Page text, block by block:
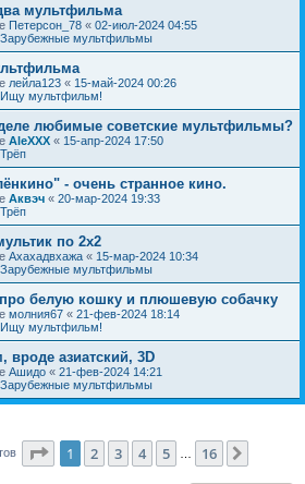
мультфильма
Петерсон_78 « 02-июл-2024 04:55
Зарубежные мультфильмы
лейла123 « 15-май-2024 00:26
Ищу мультфильм!
любимые советские мультфильмы?
AleXXX « 15-апр-2024 17:50
Трёп
- очень странное кино.
Аквэч « 20-мар-2024 19:33
Трёп
по 2х2
Ахахадвхажа « 15-мар-2024 10:34
Зарубежные мультфильмы
белую кошку и плюшевую собачку
молния67 « 21-фев-2024 18:14
Ищу мультфильм!
азиатский, 3D
Ашидо « 21-фев-2024 14:21
Зарубежные мультфильмы
Страница из 16
1 2 3 4 5 16